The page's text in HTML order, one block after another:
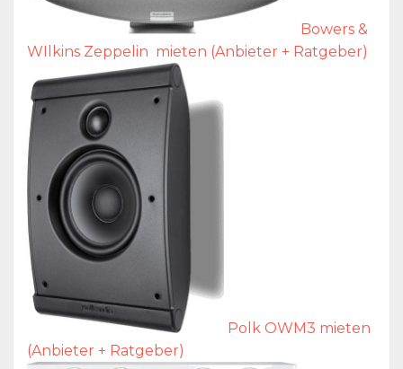
Bowers &
WIlkins Zeppelin mieten (Anbieter + Ratgeber)
Polk OWM3 mieten
(Anbieter + Ratgeber)